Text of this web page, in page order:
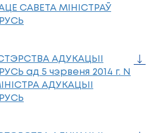
САВЕТА МIНIСТРАЎ
АДУКАЦЫI
ад 5 чэрвеня 2014 г. N
АДУКАЦЫI